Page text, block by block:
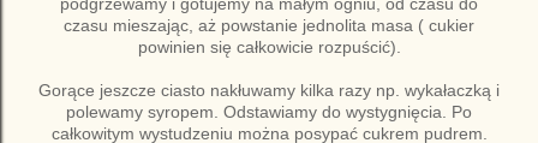
podgrzewamy i gotujemy na małym ogniu, od czasu do
czasu mieszając, aż powstanie jednolita masa ( cukier
powinien się całkowicie rozpuścić).
Gorące jeszcze ciasto nakłuwamy kilka razy np. wykałaczką i
polewamy syropem. Odstawiamy do wystygnięcia. Po
całkowitym wystudzeniu można posypać cukrem pudrem.